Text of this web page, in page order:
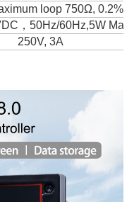
loop 750Ω,
，50Hz/60Hz,5W Max
250V, 3A